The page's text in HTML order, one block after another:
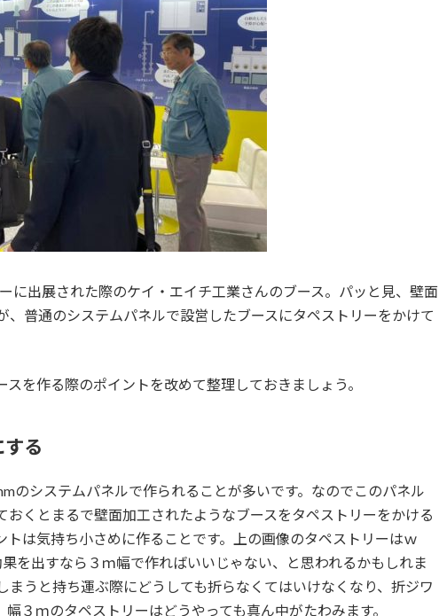
に出展された際のケイ・エイチ工業さんのブース。パッと見、壁面
、普通のシステムパネルで設営したブースにタペストリーをかけて
を作る際のポイントを改めて整理しておきましょう。
る
のシステムパネルで作られることが多いです。なのでこのパネル
おくとまるで壁面加工されたようなブースをタペストリーをかける
トは気持ち小さめに作ることです。上の画像のタペストリーはｗ
を出すなら３ｍ幅で作ればいいじゃない、と思われるかもしれま
まうと持ち運ぶ際にどうしても折らなくてはいけなくなり、折ジワ
３ｍのタペストリーはどうやっても真ん中がたわみます。